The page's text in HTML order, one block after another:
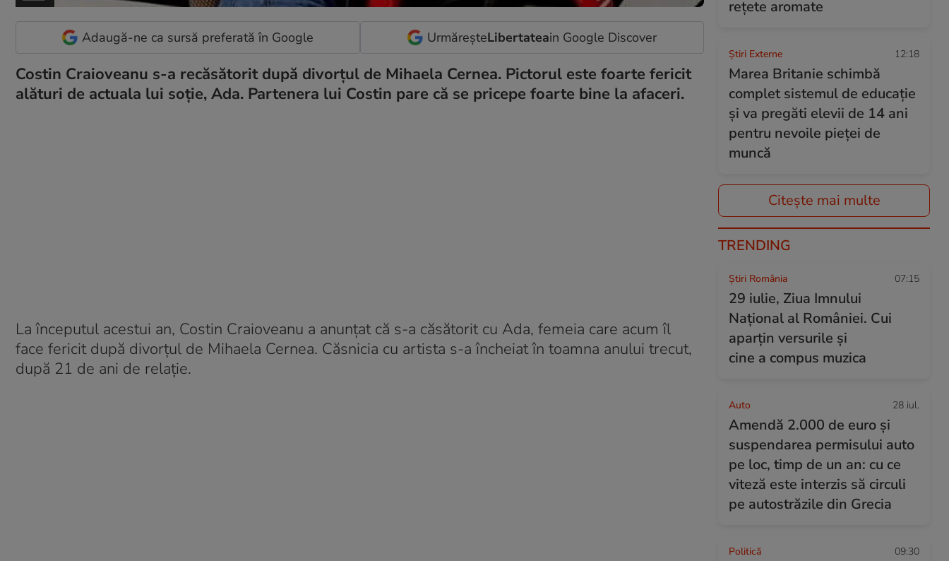
Adaugă-ne ca sursă preferată în Google UrmăreșteLibertateain Google Discover
Costin Craioveanu s-a recăsătorit după divorțul de Mihaela Cernea. Pictorul este foarte fericit
alături de actuala lui soție, Ada. Partenera lui Costin pare că se pricepe foarte bine la afaceri.
La începutul acestui an, Costin Craioveanu a anunțat că s-a căsătorit cu Ada, femeia care acum îl
face fericit după divorțul de Mihaela Cernea. Căsnicia cu artista s-a încheiat în toamna anului trecut,
după 21 de ani de relație.
rețete aromate
Știri Externe 12:18
Marea Britanie schimbă
complet sistemul de educație
și va pregăti elevii de 14 ani
pentru nevoile pieței de
muncă
Citește mai multe
TRENDING
Știri România 07:15
29 iulie, Ziua Imnului
Național al României. Cui
aparțin versurile și
cine a compus muzica
Auto 28 iul.
Amendă 2.000 de euro și
suspendarea permisului auto
pe loc, timp de un an: cu ce
viteză este interzis să circuli
pe autostrăzile din Grecia
Politică 09:30